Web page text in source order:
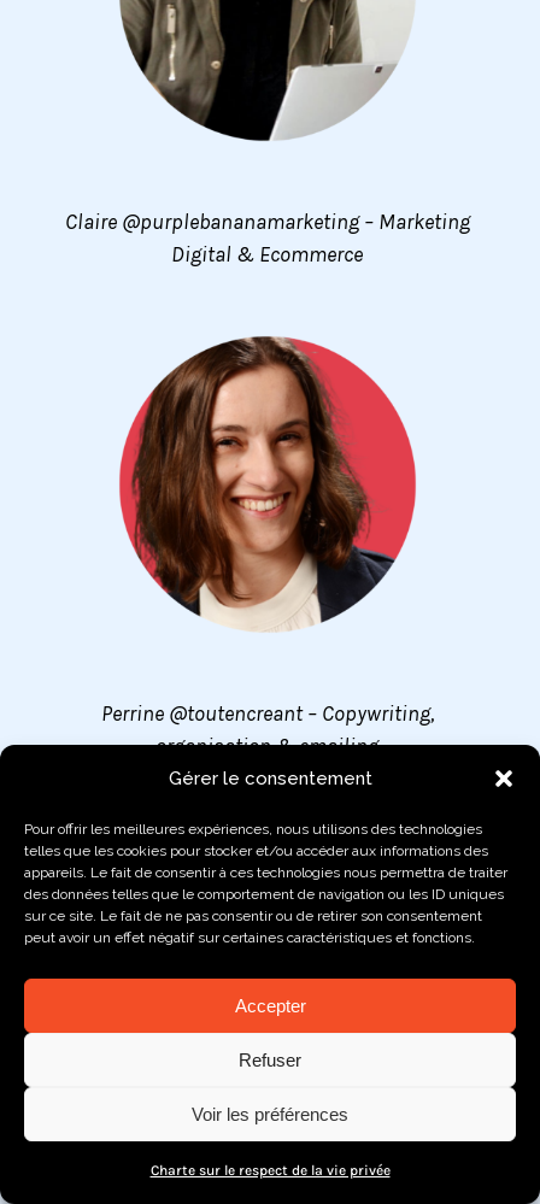
Gérer le consentement
Pour offrir les meilleures expériences, nous utilisons des technologies
telles que les cookies pour stocker et/ou accéder aux informations des
appareils. Le fait de consentir à ces technologies nous permettra de traiter
des données telles que le comportement de navigation ou les ID uniques
sur ce site. Le fait de ne pas consentir ou de retirer son consentement
peut avoir un effet négatif sur certaines caractéristiques et fonctions.
Accepter
Refuser
Voir les préférences
Charte sur le respect de la vie privée
Claire @purplebananamarketing – Marketing
Digital & Ecommerce
Perrine @toutencreant – Copywriting,
organisation & emailing